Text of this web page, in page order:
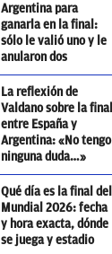
Argentina para
ganarla en la final:
sólo le valió uno y le
anularon dos
La reflexión de
Valdano sobre la final
entre España y
Argentina: «No tengo
ninguna duda…»
Qué día es la final del
Mundial 2026: fecha
y hora exacta, dónde
se juega y estadio